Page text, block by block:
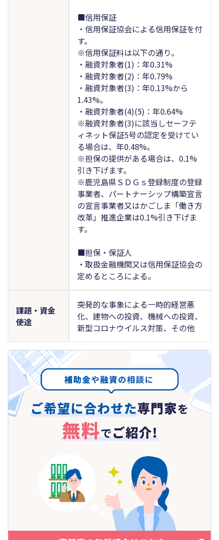
■信用保証
・信用保証協会による信用保証を付
す。
※信用保証料は以下の通り。
・融資対象者(1)：年0.31%
・融資対象者(2)：年0.79%
・融資対象者(3)：年0.13%から
1.43%。
・融資対象者(4)(5)：年0.64%
※融資対象者(3)に該当しセーフテ
ィネット保証5号の認定を受けてい
る場合は、年0.48%。
※担保の提供がある場合は、0.1%
引き下げます。
※鹿児島県ＳＤＧｓ登録制度の登録
事業者、パートナーシップ構築宣言
の宣言事業者又はかごしま「働き方
改革」推進企業は0.1%引き下げま
す。
■担保・保証人
・取扱金融機関又は信用保証協会の
定めるところによる。
課題・資金
使途
突発的な事象による一時的経営悪
化、建物への投資、機械への投資、
新型コロナウイルス対策、その他